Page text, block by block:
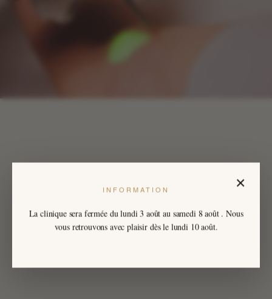
×
INFORMATION
La clinique sera fermée dulundi 3 août au samedi 8 août . Nous
vous retrouvons avec plaisir dès le lundi 10 août.